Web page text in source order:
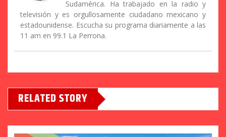
Sudamérica. Ha trabajado en la radio y
televisión y es orgullosamente ciudadano mexicano y
estadounidense. Escucha su programa diariamente a las
11 am en 99.1 La Perrona.
RELATED STORY